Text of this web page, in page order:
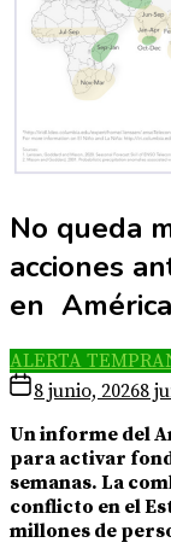
No queda
acciones
en
ALERTA
8 junio, 20268
Un informe del
para activar
semanas. La
conflicto en el
millones de